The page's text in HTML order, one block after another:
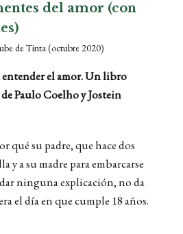
del amor (con
de Tinta(octubre 2020)
el amor. Un libro
Paulo Coelho y Jostein
qué su padre, que hace dos
y a su madre para embarcarse
ninguna explicación, no da
el día en que cumple 18 años.